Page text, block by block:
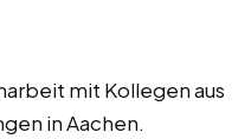
mit Kollegen aus
in Aachen.